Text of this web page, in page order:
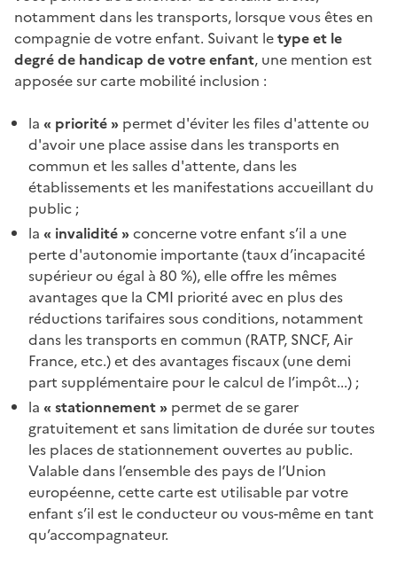
notamment dans les transports, lorsque vous êtes en
compagnie de votre enfant. Suivant letype et le
degré de handicap de votre enfant, une mention est
apposée sur carte mobilité inclusion :
la « priorité » permet d'éviter les files d'attente ou
d'avoir une place assise dans les transports en
commun et les salles d'attente, dans les
établissements et les manifestations accueillant du
public ;
la « invalidité »concerne votre enfant s’il a une
perte d'autonomie importante (taux d’incapacité
supérieur ou égal à 80 %), elle offre les mêmes
avantages que la CMI priorité avec en plus des
réductions tarifaires sous conditions, notamment
dans les transports en commun (RATP, SNCF, Air
France, etc.) et des avantages fiscaux (une demi
part supplémentaire pour le calcul de l’impôt...) ;
la « stationnement » permet de se garer
gratuitement et sans limitation de durée sur toutes
les places de stationnement ouvertes au public.
Valable dans l’ensemble des pays de l’Union
européenne, cette carte est utilisable par votre
enfant s’il est le conducteur ou vous-même en tant
qu’accompagnateur.